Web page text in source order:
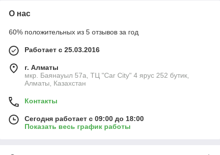
О нас
60% положительных из 5 отзывов за год
Работает с 25.03.2016
г. Алматы
мкр. Баянауыл 57а, ТЦ "Car Сity" 4 ярус 252 бутик,
Алматы, Казахстан
Контакты
Сегодня работает с 09:00 до 18:00
Показать весь график работы